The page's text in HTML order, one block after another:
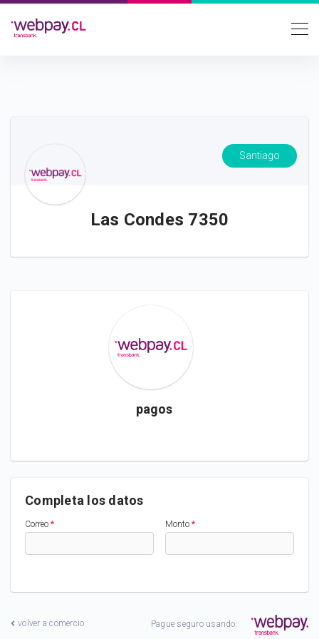
Santiago
Las Condes 7350
pagos
Completa los datos
Correo * Monto *
volver a comercio Pague seguro usando: